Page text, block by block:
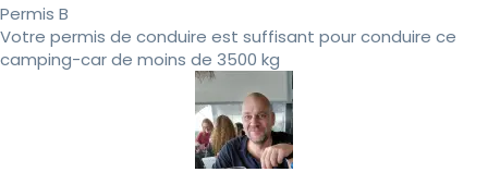
Permis B
Votre permis de conduire est suffisant pour conduire ce
camping-car de moins de 3500 kg